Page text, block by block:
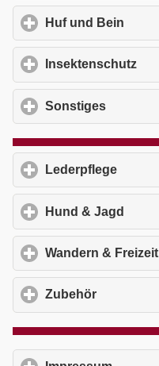
Huf und Bein
Insektenschutz
Sonstiges
Lederpflege
Hund & Jagd
Wandern & Freizeit
Zubehör